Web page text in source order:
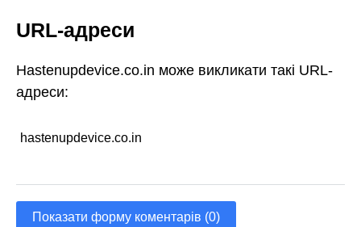
URL-адреси
Hastenupdevice.co.in може викликати такі URL-
адреси:
hastenupdevice.co.in
Показати форму коментарів (0)